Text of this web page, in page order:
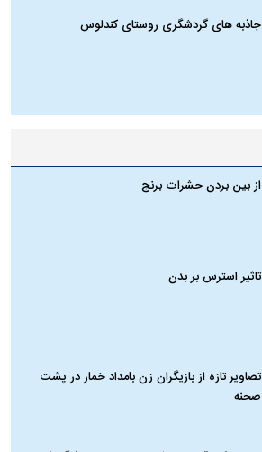
جاذبه های گردشگری روستای کندلوس
از بین بردن حشرات برنج
تاثیر استرس بر بدن
تصاویر تازه از بازیگران زن بامداد خمار در پشت
صحنه